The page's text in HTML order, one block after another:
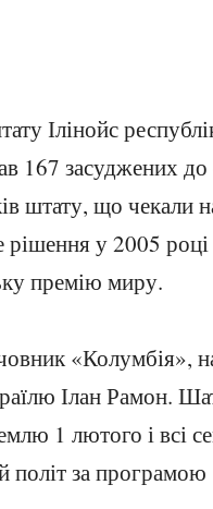
Ілінойс
167 засуджених до
штату, що чекали
у 2005 році
премію миру.
«Колумбія»,
Ілан Рамон.
1 лютого і всі
політ за програмою